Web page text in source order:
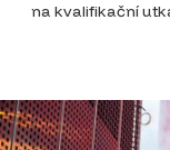
na kvalifikační